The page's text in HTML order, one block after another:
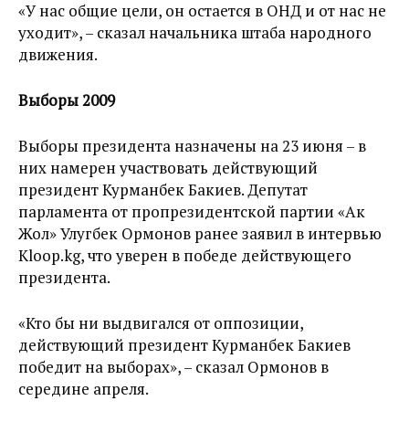
«У нас общие цели, он остается в ОНД и от нас не
уходит», – сказал начальника штаба народного
движения.
Выборы 2009
Выборы президента назначены на 23 июня – в
них намерен участвовать действующий
президент Курманбек Бакиев. Депутат
парламента от пропрезидентской партии «Ак
Жол» Улугбек Ормонов ранее заявил в интервью
Kloop.kg, что уверен в победе действующего
президента.
«Кто бы ни выдвигался от оппозиции,
действующий президент Курманбек Бакиев
победит на выборах», – сказал Ормонов в
середине апреля.